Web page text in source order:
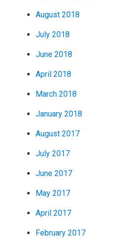
August 2018
July 2018
June 2018
April 2018
March 2018
January 2018
August 2017
July 2017
June 2017
May 2017
April 2017
February 2017